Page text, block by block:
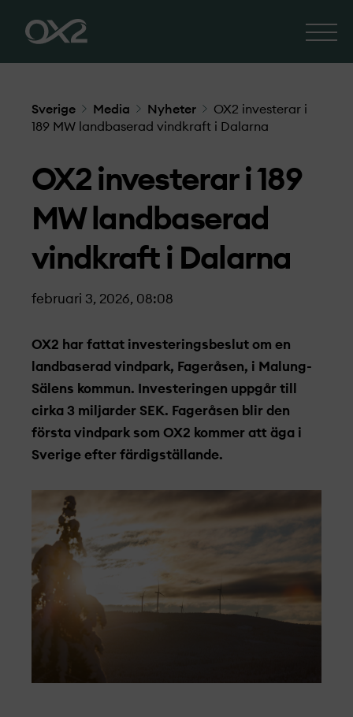
Sverige Media Nyheter
OX2 investerar i
189 MW landbaserad vindkraft i Dalarna
OX2 investerar i 189
MW landbaserad
vindkraft i Dalarna
februari 3, 2026, 08:08
OX2 har fattat investerings­beslut om en
landbaserad vindpark, Fageråsen, i Malung-
Sälens kommun. Investeringen uppgår till
cirka 3 miljarder SEK. Fageråsen blir den
första vindpark som OX2 kommer att äga i
Sverige efter färdigställande.